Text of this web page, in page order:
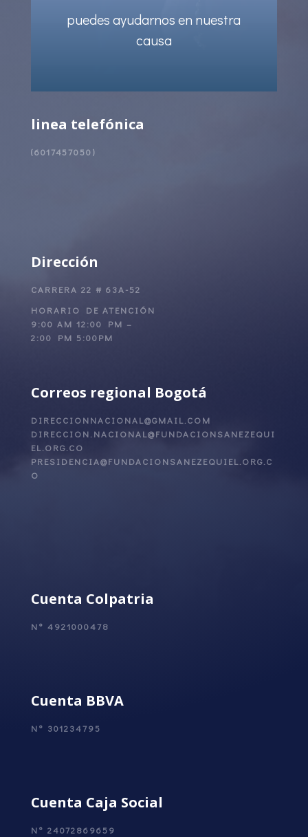
puedes ayudarnos en nuestra
causa
linea telefónica
(6017457050)
Dirección
CARRERA 22 # 63A-52
HORARIO DE ATENCIÓN
9:00 AM 12:00 PM –
2:00 PM 5:00PM
Correos regional Bogotá
DIRECCIONNACIONAL@GMAIL.COM
DIRECCION.NACIONAL@FUNDACIONSANEZEQUI
EL.ORG.CO
PRESIDENCIA@FUNDACIONSANEZEQUIEL.ORG.C
O
Cuenta Colpatria
N° 4921000478
Cuenta BBVA
N° 301234795
Cuenta Caja Social
N° 24072869659